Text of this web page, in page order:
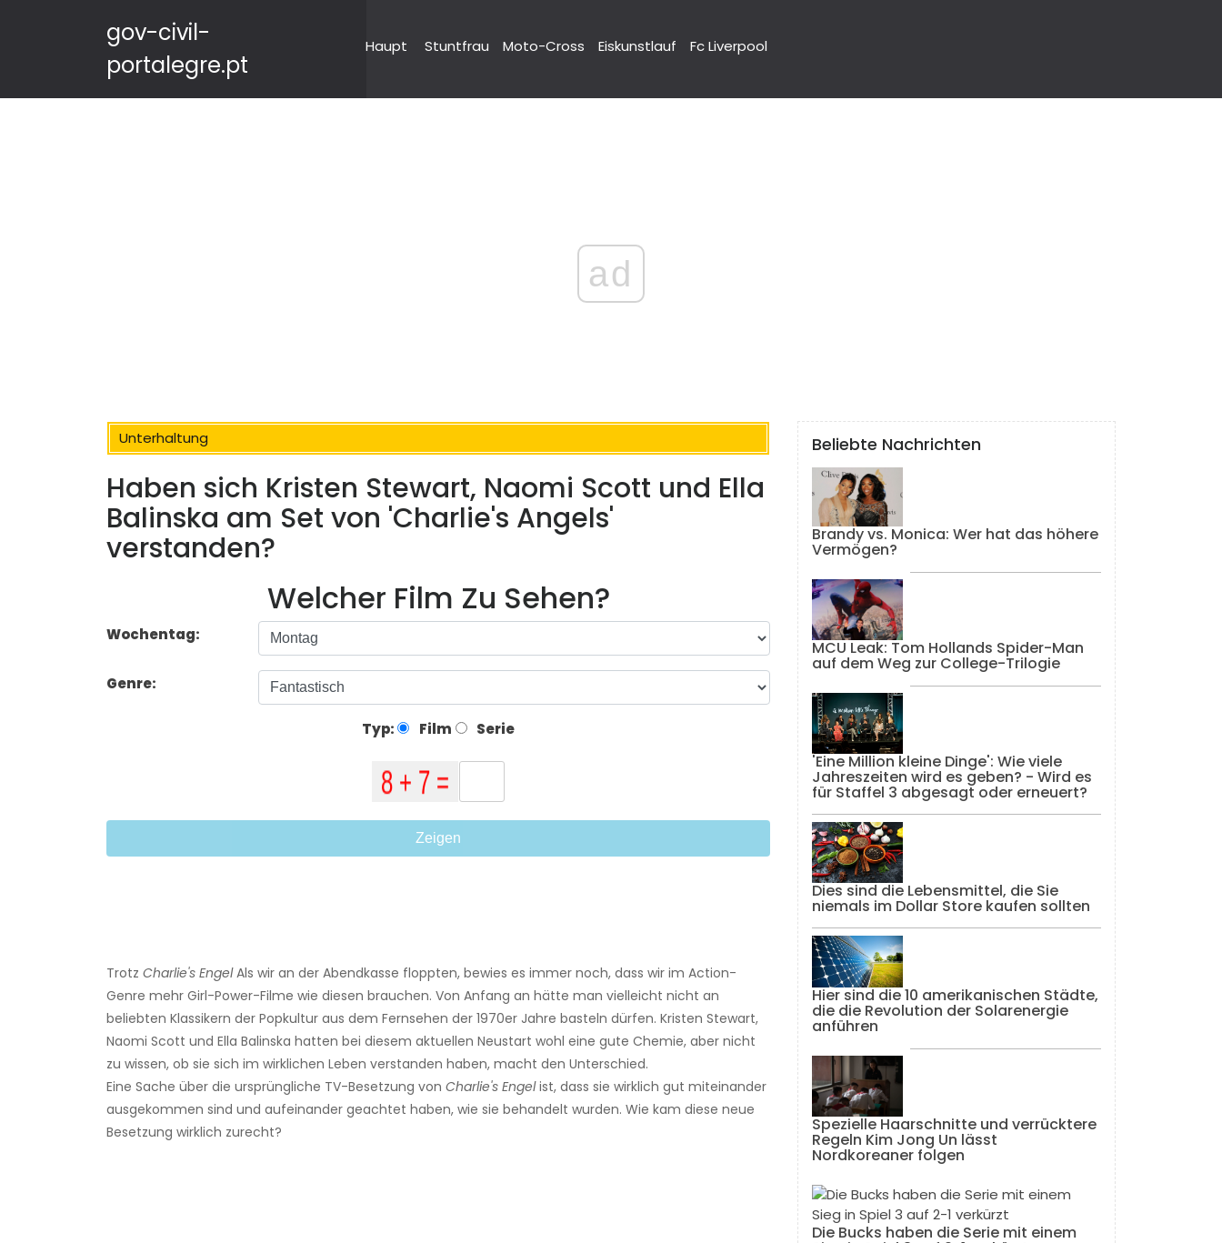
gov-civil-
portalegre.pt
Haupt Stuntfrau Moto-Cross Eiskunstlauf Fc Liverpool
ad
Unterhaltung
Haben sich Kristen Stewart, Naomi Scott und Ella
Balinska am Set von 'Charlie's Angels'
verstanden?
Welcher Film Zu Sehen?
Wochentag:
Genre:
Typ: Film Serie
Zeigen
Trotz Charlie's EngelAls wir an der Abendkasse floppten, bewies es immer noch, dass wir im Action-
Genre mehr Girl-Power-Filme wie diesen brauchen. Von Anfang an hätte man vielleicht nicht an
beliebten Klassikern der Popkultur aus dem Fernsehen der 1970er Jahre basteln dürfen. Kristen Stewart,
Naomi Scott und Ella Balinska hatten bei diesem aktuellen Neustart wohl eine gute Chemie, aber nicht
zu wissen, ob sie sich im wirklichen Leben verstanden haben, macht den Unterschied.
Eine Sache über die ursprüngliche TV-Besetzung von Charlie's Engelist, dass sie wirklich gut miteinander
ausgekommen sind und aufeinander geachtet haben, wie sie behandelt wurden. Wie kam diese neue
Besetzung wirklich zurecht?
Beliebte Nachrichten
Brandy vs. Monica: Wer hat das höhere
Vermögen?
MCU Leak: Tom Hollands Spider-Man
auf dem Weg zur College-Trilogie
'Eine Million kleine Dinge': Wie viele
Jahreszeiten wird es geben? - Wird es
für Staffel 3 abgesagt oder erneuert?
Dies sind die Lebensmittel, die Sie
niemals im Dollar Store kaufen sollten
Hier sind die 10 amerikanischen Städte,
die die Revolution der Solarenergie
anführen
Spezielle Haarschnitte und verrücktere
Regeln Kim Jong Un lässt
Nordkoreaner folgen
Die Bucks haben die Serie mit einem